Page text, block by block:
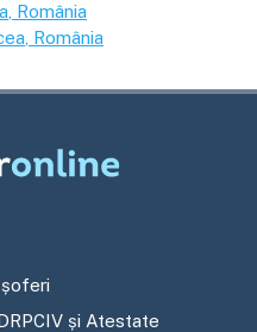
, România
, România
și Atestate